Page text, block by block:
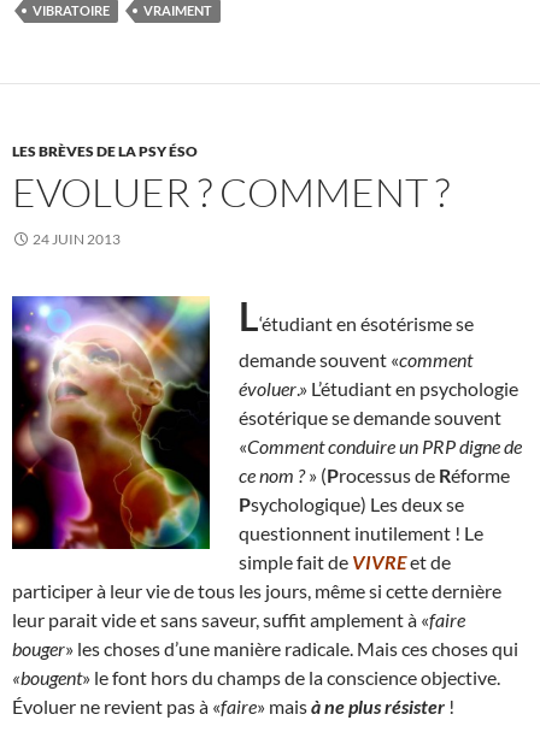
VIBRATOIRE
VRAIMENT
LES BRÈVES DE LA PSY ÉSO
EVOLUER ? COMMENT ?
24 JUIN 2013
L‘étudiant en ésotérisme se
demande souvent «comment
évoluer.» L’étudiant en psychologie
ésotérique se demande souvent
«Comment conduire un PRP digne de
ce nom ?» (Processus de Réforme
Psychologique) Les deux se
questionnent inutilement ! Le
simple fait de VIVREet de
participer à leur vie de tous les jours, même si cette dernière
leur parait vide et sans saveur, suffit amplement à «faire
bouger» les choses d’une manière radicale. Mais ces choses qui
«bougent» le font hors du champs de la conscience objective.
Évoluer ne revient pas à «faire» maisà ne plus résister !